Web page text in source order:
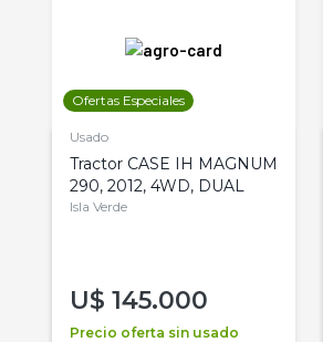
Ofertas Especiales
Usado
Tractor CASE IH MAGNUM
290, 2012, 4WD, DUAL
Isla Verde
U$ 145.000
Precio oferta sin usado